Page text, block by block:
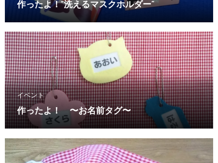
作ったよ！“洗えるマスクホルダー”
イベント
作ったよ！ 〜お名前タグ〜